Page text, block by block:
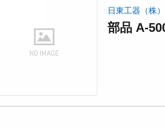
日東工器（株）
部品 A-